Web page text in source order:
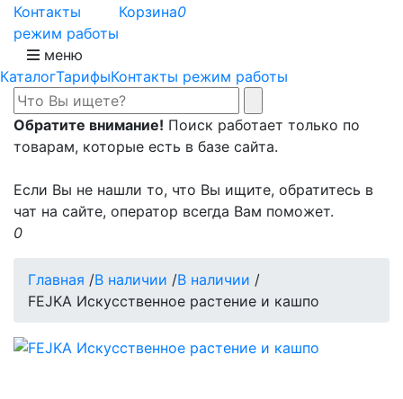
Контакты
режим работы
Корзина0
меню
КаталогТарифыКонтакты режим работы
Обратите внимание! Поиск работает только по
товарам, которые есть в базе сайта.
Если Вы не нашли то, что Вы ищите, обратитесь в
чат на сайте, оператор всегда Вам поможет.
0
Главная /В наличии /В наличии /
FEJKA Искусственное растение и кашпо